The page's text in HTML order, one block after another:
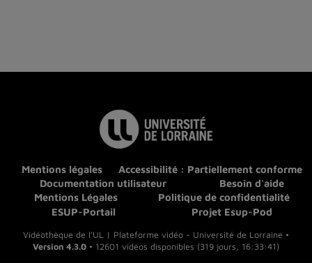
Mentions légales
Accessibilité : Partiellement conforme
Documentation utilisateur
Besoin d'aide
Mentions Légales
Politique de confidentialité
ESUP-Portail
Projet Esup-Pod
Vidéothèque de l'UL | Plateforme vidéo - Université de Lorraine •
Version 4.3.0 • 12601 vidéos disponibles (319 jours, 16:33:41)